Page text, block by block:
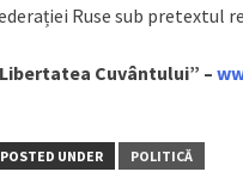
Ruse sub pretextul
Cuvântului” –
POSTED UNDER POLITICĂ